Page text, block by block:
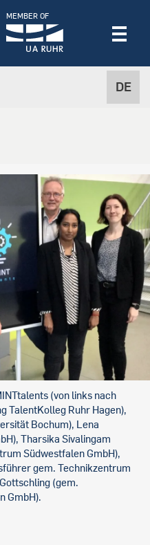
DE
MEMBER OF
(von links nach
TalentKolleg Ruhr Hagen),
Bochum), Lena
Tharsika Sivalingam
Südwestfalen GmbH),
gem. Technikzentrum
(gem.
GmbH).